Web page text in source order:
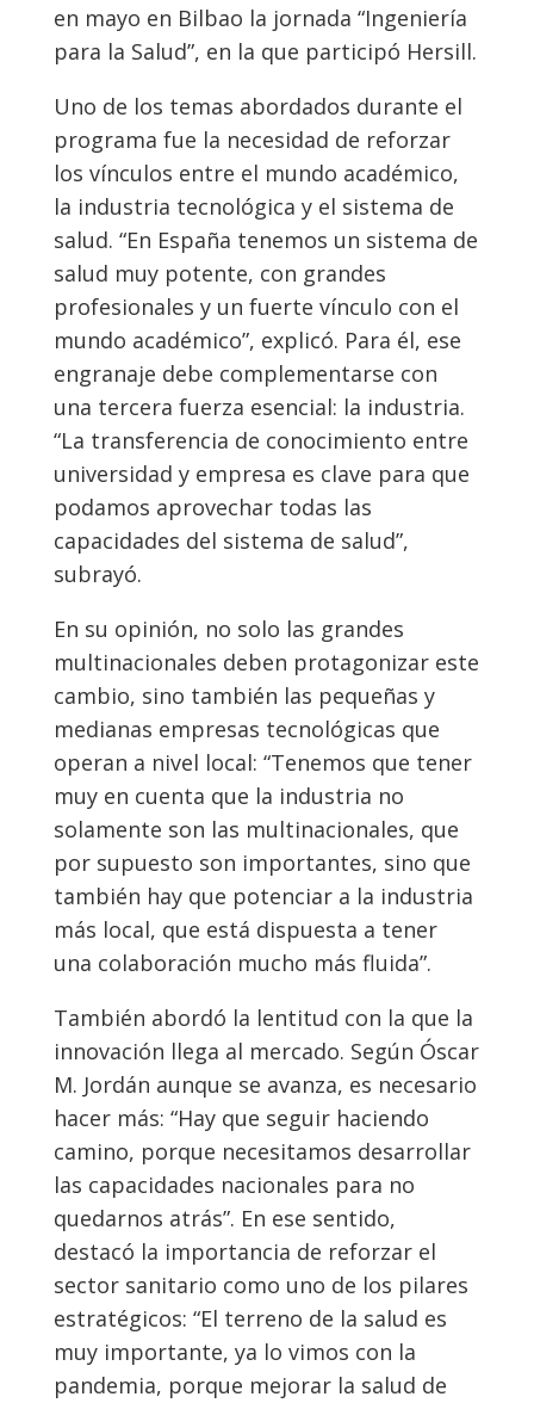
en mayo en Bilbao la jornada “Ingeniería
para la Salud”, en la que participó Hersill.
Uno de los temas abordados durante el
programa fue la necesidad de reforzar
los vínculos entre el mundo académico,
la industria tecnológica y el sistema de
salud. “En España tenemos un sistema de
salud muy potente, con grandes
profesionales y un fuerte vínculo con el
mundo académico”, explicó. Para él, ese
engranaje debe complementarse con
una tercera fuerza esencial: la industria.
“La transferencia de conocimiento entre
universidad y empresa es clave para que
podamos aprovechar todas las
capacidades del sistema de salud”,
subrayó.
En su opinión, no solo las grandes
multinacionales deben protagonizar este
cambio, sino también las pequeñas y
medianas empresas tecnológicas que
operan a nivel local: “Tenemos que tener
muy en cuenta que la industria no
solamente son las multinacionales, que
por supuesto son importantes, sino que
también hay que potenciar a la industria
más local, que está dispuesta a tener
una colaboración mucho más fluida”.
También abordó la lentitud con la que la
innovación llega al mercado. Según Óscar
M. Jordán aunque se avanza, es necesario
hacer más: “Hay que seguir haciendo
camino, porque necesitamos desarrollar
las capacidades nacionales para no
quedarnos atrás”. En ese sentido,
destacó la importancia de reforzar el
sector sanitario como uno de los pilares
estratégicos: “El terreno de la salud es
muy importante, ya lo vimos con la
pandemia, porque mejorar la salud de